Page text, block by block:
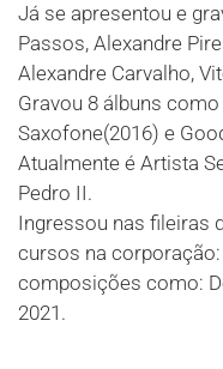
Já se apresentou e
Passos, Alexandre
Alexandre Carvalho,
Gravou 8 álbuns
Saxofone(2016) e
Atualmente é Artista
Pedro II.
Ingressou nas fileiras
cursos na corporação:
composições como:
2021.